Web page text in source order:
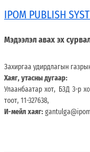
IPOM PUBLISH
Мэдээлэл авах эх
Захиргаа удирдлагын
Хаяг, утасны дугаар:
Улаанбаатар хот, БЗД 3-р
тоот, 11-327638,
И-мейл хаяг: